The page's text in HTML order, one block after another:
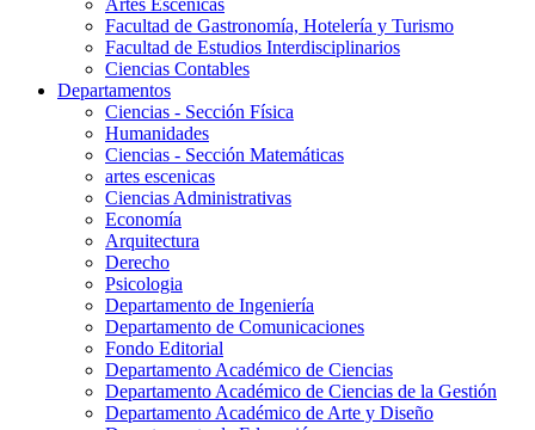
Artes Escenicas
Facultad de Gastronomía, Hotelería y Turismo
Facultad de Estudios Interdisciplinarios
Ciencias Contables
Departamentos
Ciencias - Sección Física
Humanidades
Ciencias - Sección Matemáticas
artes escenicas
Ciencias Administrativas
Economía
Arquitectura
Derecho
Psicologia
Departamento de Ingeniería
Departamento de Comunicaciones
Fondo Editorial
Departamento Académico de Ciencias
Departamento Académico de Ciencias de la Gestión
Departamento Académico de Arte y Diseño